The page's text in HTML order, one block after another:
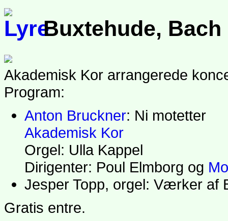
Buxtehude,
Akademisk Kor arrangerede
Program:
Anton Bruckner: Ni motetter
Akademisk Kor
Orgel: Ulla Kappel
Dirigenter: Poul Elmborg og
Jesper Topp, orgel: Værker af
Gratis entre.